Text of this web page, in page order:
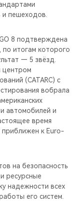
и пешеходов.
8 подтверждена
по итогам которого
— 5 звёзд.
центром
(CATARC) с
вобрала
автомобилей и
время
приближен к Euro-
на безопасность
ресурсные
надежности всех
его систем.